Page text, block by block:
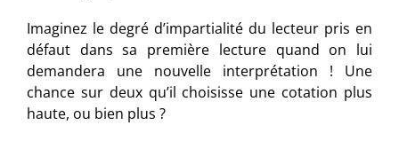
Imaginez le degré d’impartialité du lecteur pris en
défaut dans sa première lecture quand on lui
demandera une nouvelle interprétation ! Une
chance sur deux qu’il choisisse une cotation plus
haute, ou bien plus ?